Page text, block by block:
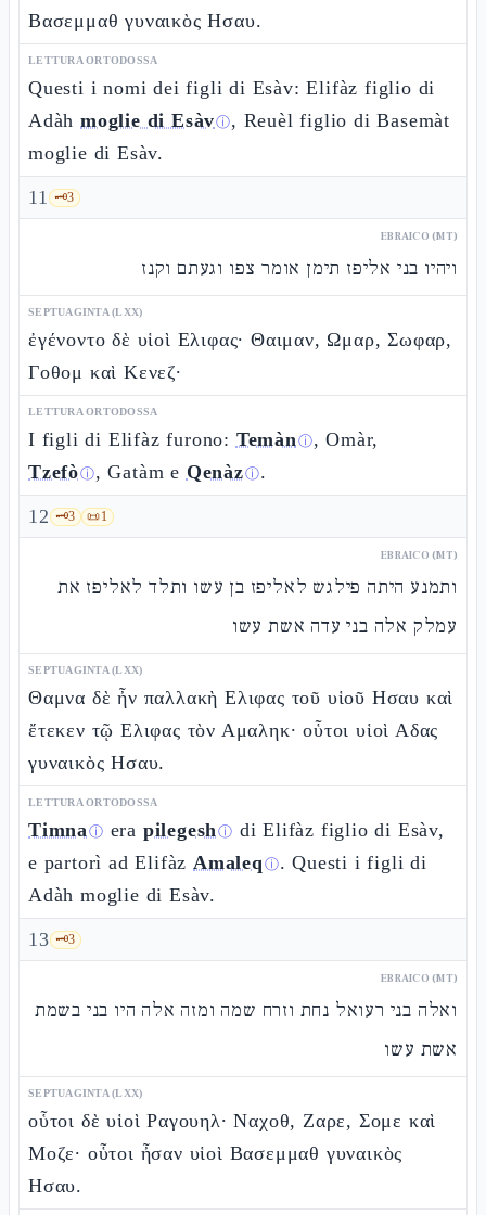
Βασεμμαθ γυναικὸς Ησαυ.
LETTURA ORTODOSSA
Questi i nomi dei figli di Esàv: Elifàz figlio di
Adàh moglie di Esàvⓘ, Reuèl figlio di Basemàt
moglie di Esàv.
11 🗝️3
EBRAICO (MT)
ויהיו בני אליפז תימן אומר צפו וגעתם וקנז
SEPTUAGINTA (LXX)
ἐγένοντο δὲ υἱοὶ Ελιφας· Θαιμαν, Ωμαρ, Σωφαρ,
Γοθομ καὶ Κενεζ·
LETTURA ORTODOSSA
I figli di Elifàz furono: Temànⓘ, Omàr,
Tzefòⓘ, Gatàm e Qenàzⓘ.
12 🗝️3 📜1
EBRAICO (MT)
ותמנע היתה פילגש לאליפז בן עשו ותלד לאליפז את
עמלק אלה בני עדה אשת עשו
SEPTUAGINTA (LXX)
Θαμνα δὲ ἦν παλλακὴ Ελιφας τοῦ υἱοῦ Ησαυ καὶ
ἔτεκεν τῷ Ελιφας τὸν Αμαληκ· οὗτοι υἱοὶ Αδας
γυναικὸς Ησαυ.
LETTURA ORTODOSSA
Timnaⓘ era pilegeshⓘ di Elifàz figlio di Esàv,
e partorì ad ElifàzAmaleq ⓘ. Questi i figli di
Adàh moglie di Esàv.
13 🗝️3
EBRAICO (MT)
ואלה בני רעואל נחת וזרח שמה ומזה אלה היו בני בשמת
אשת עשו
SEPTUAGINTA (LXX)
οὗτοι δὲ υἱοὶ Ραγουηλ· Ναχοθ, Ζαρε, Σομε καὶ
Μοζε· οὗτοι ἦσαν υἱοὶ Βασεμμαθ γυναικὸς
Ησαυ.